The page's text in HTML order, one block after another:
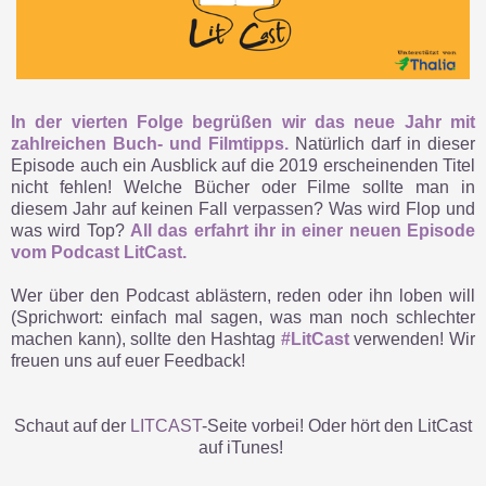
In der vierten Folge begrüßen wir das neue Jahr mit
zahlreichen Buch- und Filmtipps. Natürlich darf in dieser
Episode auch ein Ausblick auf die 2019 erscheinenden Titel
nicht fehlen! Welche Bücher oder Filme sollte man in
diesem Jahr auf keinen Fall verpassen? Was wird Flop und
was wird Top? All das erfahrt ihr in einer neuen Episode
vom Podcast LitCast.
Wer über den Podcast ablästern, reden oder ihn loben will
(Sprichwort: einfach mal sagen, was man noch schlechter
machen kann), sollte den Hashtag #LitCastverwenden! Wir
freuen uns auf euer Feedback!
Schaut auf der LITCAST-Seite vorbei! Oder hört den LitCast
auf iTunes!